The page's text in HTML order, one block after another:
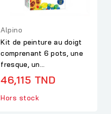
Alpino
Kit de peinture au doigt
comprenant 6 pots, une
fresque, un...
46,115 TND
Hors stock